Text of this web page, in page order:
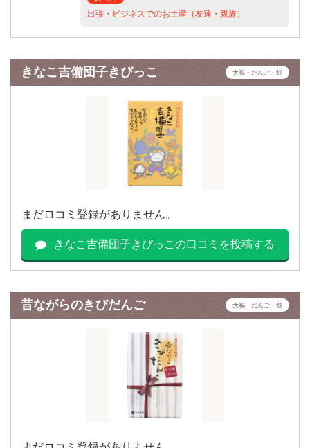
出張・ビジネスでのお土産（友達・親族）
きなこ吉備団子きびっこ 大福・だんご・餅
まだロコミ登録がありません。
きなこ吉備団子きびっこの口コミを投稿する
昔ながらのきびだんご 大福・だんご・餅